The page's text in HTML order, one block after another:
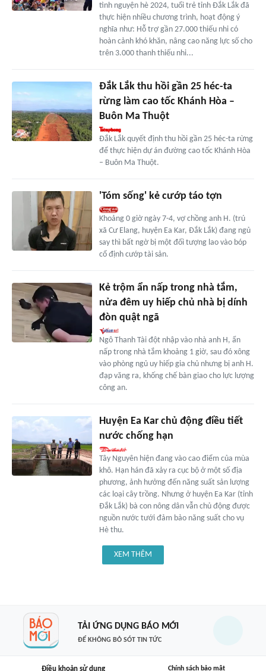
tình nguyện hè 2024, tuổi trẻ tỉnh Đắk Lắk đã
thực hiện nhiều chương trình, hoạt động ý
nghĩa như: Hỗ trợ gần 27.000 thiếu nhi có
hoàn cảnh khó khăn, nâng cao năng lực số cho
trên 3.000 thanh thiếu nhi...
Đắk Lắk thu hồi gần 25 héc-ta
rừng làm cao tốc Khánh Hòa –
Buôn Ma Thuột
Đắk Lắk quyết định thu hồi gần 25 héc-ta rừng
để thực hiện dự án đường cao tốc Khánh Hòa
– Buôn Ma Thuột.
'Tóm sống' kẻ cướp táo tợn
Khoảng 0 giờ ngày 7-4, vợ chồng anh H. (trú
xã Cư Elang, huyện Ea Kar, Đắk Lắk) đang ngủ
say thì bất ngờ bị một đối tượng lao vào bóp
cổ định cướp tài sản.
Kẻ trộm ẩn nấp trong nhà tắm,
nửa đêm uy hiếp chủ nhà bị dính
đòn quật ngã
Ngô Thanh Tài đột nhập vào nhà anh H, ẩn
nấp trong nhà tắm khoảng 1 giờ, sau đó xông
vào phòng ngủ uy hiếp gia chủ nhưng bị anh H.
đạp văng ra, khống chế bàn giao cho lực lượng
công an.
Huyện Ea Kar chủ động điều tiết
nước chống hạn
Tây Nguyên hiện đang vào cao điểm của mùa
khô. Hạn hán đã xảy ra cục bộ ở một số địa
phương, ảnh hưởng đến năng suất sản lượng
các loại cây trồng. Nhưng ở huyện Ea Kar (tỉnh
Đắk Lắk) bà con nông dân vẫn chủ động được
nguồn nước tưới đảm bảo năng suất cho vụ
Hè thu.
XEM THÊM
TẢI ỨNG DỤNG BÁO MỚI
ĐỂ KHÔNG BỎ SÓT TIN TỨC
Điều khoản sử dụng Chính sách bảo mật